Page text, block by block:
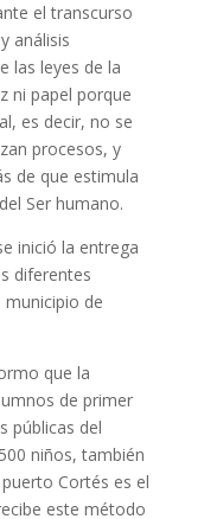
el transcurso
análisis
las leyes de la
ni papel porque
es decir, no se
procesos, y
de que estimula
Ser humano.
inició la entrega
diferentes
de
que la
de primer
públicas del
niños, también
Cortés es el
este método